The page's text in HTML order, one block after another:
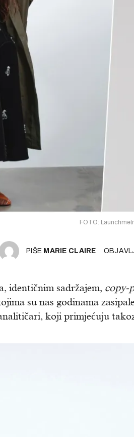
FOTO:
PIŠE MARIE CLAIRE
identičnim sadržajem, copy-
su nas godinama
koji primjećuju